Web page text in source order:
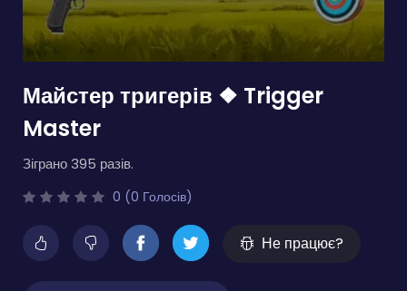
Майстер тригерів ❖ Trigger
Master
Зіграно 395 разів.
0 (0 Голосів)
Не працює?